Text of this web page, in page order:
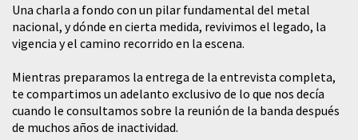
​Una charla a fondo con un pilar fundamental del metal
nacional, y dónde en cierta medida, revivimos el legado, la
vigencia y el camino recorrido en la escena.
Mientras preparamos la entrega de la entrevista completa,
te compartimos un adelanto exclusivo de lo que nos decía
cuando le consultamos sobre la reunión de la banda después
de muchos años de inactividad.